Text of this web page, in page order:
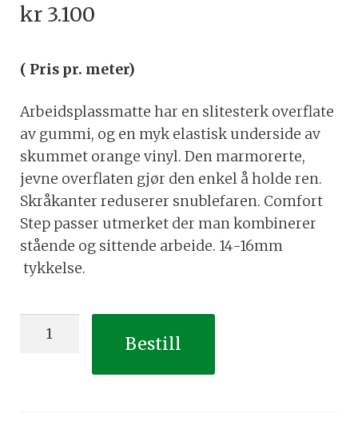
kr3.100
( Pris pr. meter)
Arbeidsplassmatte har en slitesterk overflate
av gummi, og en myk elastisk underside av
skummet orange vinyl. Den marmorerte,
jevne overflaten gjør den enkel å holde ren.
Skråkanter reduserer snublefaren. Comfort
Step passer utmerket der man kombinerer
stående og sittende arbeide. 14-16mm
tykkelse.
Comfort
Avlastningmatte
Bestill